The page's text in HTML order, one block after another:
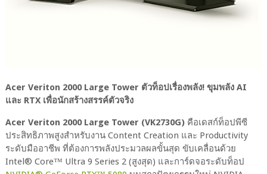
Acer Veriton 2000 Large Tower ตัวท็อปเรื่องพลัง! ขุมพลัง AI
และ RTX เพื่อนักสร้างสรรค์ตัวจริง
Acer Veriton 2000 Large Tower (VK2730G)คือเดสก์ท็อปพีซี
ประสิทธิภาพสูงสำหรับงาน Content Creation และ Productivity
ระดับมืออาชีพ ที่ต้องการพลังประมวลผลขั้นสุด ขับเคลื่อนด้วย
Intel® Core™ Ultra 9 Series 2 (สูงสุด) และการ์ดจอระดับท็อป